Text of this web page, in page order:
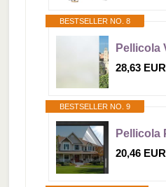
BESTSELLER NO. 8
28,63 EUR
BESTSELLER NO. 9
20,46 EUR